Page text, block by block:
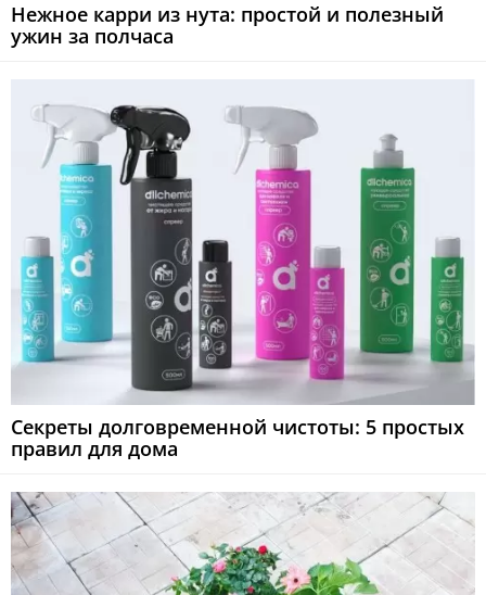
Нежное карри из нута: простой и полезный
ужин за полчаса
Секреты долговременной чистоты: 5 простых
правил для дома